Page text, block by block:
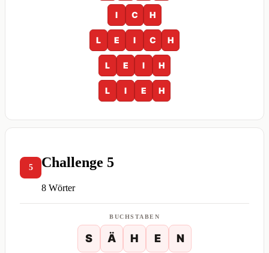
I C H
L E I C H
L E I H
L I E H
5 Challenge 5
8 Wörter
BUCHSTABEN
S Ä H E N